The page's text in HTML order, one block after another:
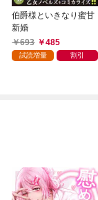
伯爵様といきなり蜜甘
新婚
693
485
試読増量 割引